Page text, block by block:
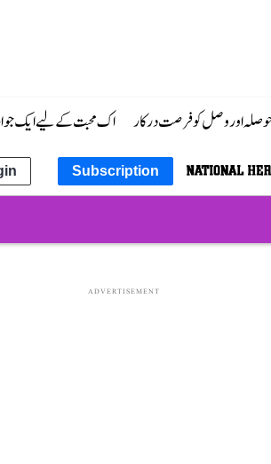
حوصلہ اور وصل کو فرصت درکار اک محبت کے لیے ایک
Subscription
ADVERTISEMENT